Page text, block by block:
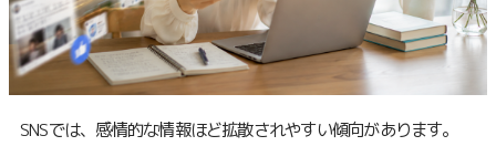
SNSでは、感情的な情報ほど拡散されやすい傾向があります。